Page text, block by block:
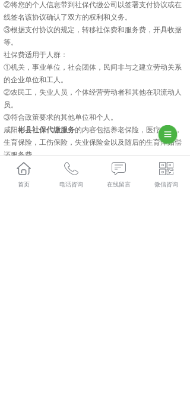
②将您的个人信息带到社保代缴公司以签署支付协议或在
线签名该协议确认了双方的权利和义务。
③根据支付协议的规定，转移社保费和服务费，开具收据
等。
社保费适用于人群：
①机关，事业单位，社会团体，民间非与之建立劳动关系
的企业单位和工人。
②农民工，失业人员，个体经营劳动者和其他在职流动人
员。
③符合政策要求的其他单位和个人。
咸阳彬县社保代缴服务的内容包括养老保险，医疗保险，
生育保险，工伤保险，失业保险金以及随后的生育津贴偿
还服务费。
彬县人力资源外包口碑怎么样？彬县劳务派遣哪里好？彬
县劳务外包找哪家？陕西金伯乐人力资源有限公司专业从
首页 电话咨询 在线留言 微信咨询